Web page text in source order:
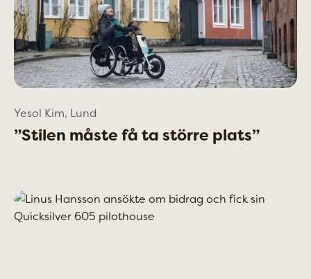
Yesol Kim, Lund
”Stilen måste få ta större plats”